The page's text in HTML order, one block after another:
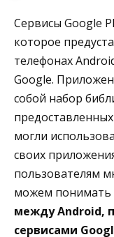
Сервисы Google
которое
телефонах
Google.
собой набор
могли
своих
пользователям
можем понимать
между Android,
сервисами